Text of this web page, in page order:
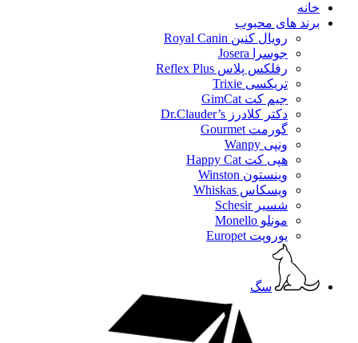
خانه
برند های محبوب
رویال کنین Royal Canin
جوسرا Josera
رفلکس پلاس Reflex Plus
تریکسی Trixie
جیم کت GimCat
دکتر کلادرز Dr.Clauder’s
گورمت Gourmet
ونپی Wanpy
هپی کت Happy Cat
وینستون Winston
ویسکاس Whiskas
شسیر Schesir
مونلو Monello
یوروپت Europet
سگ